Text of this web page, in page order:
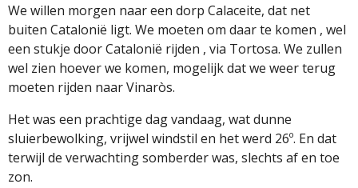
We willen morgen naar een dorp Calaceite, dat net
buiten Catalonië ligt. We moeten om daar te komen , wel
een stukje door Catalonië rijden , via Tortosa. We zullen
wel zien hoever we komen, mogelijk dat we weer terug
moeten rijden naar Vinaròs.
Het was een prachtige dag vandaag, wat dunne
sluierbewolking, vrijwel windstil en het werd 26º. En dat
terwijl de verwachting somberder was, slechts af en toe
zon.